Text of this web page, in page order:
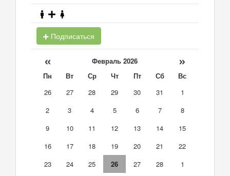
Подписаться
« Февраль 2026 »
Пн Вт Ср Чт Пт Сб
Вс
26
27 28 29 30 31
1
2
3 4 5 6 7
8
9
10 11 12 13 14
15
16
17 18 19 20 21
22
23
24 25 26 27 28
1